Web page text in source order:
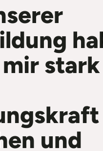
stark
und